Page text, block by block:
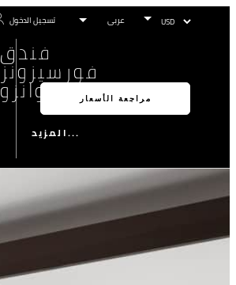
تسجيل الدخول
فندق
فورسيزونز
غوانزو
المزيد...
مراجعة الأسعار